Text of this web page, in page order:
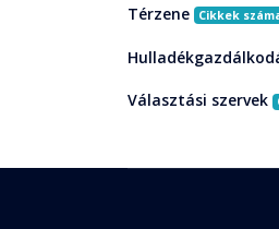
Térzene Cikkek
Választási szervek